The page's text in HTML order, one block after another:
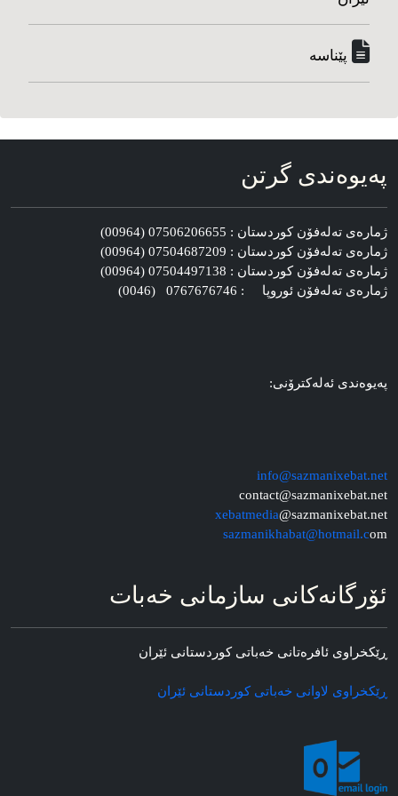
پێناسه‌
په‌یوه‌ندی گرتن
ژماره‌ی ته‌له‌فۆن کوردستان : 07506206655 (00964)
ژماره‌ی ته‌له‌فۆن کوردستان : 07504687209 (00964)
ژماره‌ی ته‌له‌فۆن کوردستان : 07504497138 (00964)
ژماره‌ی ته‌له‌فۆن ئوروپا : 0767676746 (0046)
په‌یوه‌ندی ئه‌له‌کترۆنی:
info@sazmanixebat.net
contact@sazmanixebat.net
xebatmedia@sazmanixebat.net
sazmanikhabat@hotmail.com
ئۆرگانه‌کانی سازمانی خه‌بات
ڕێکخراوی ئافره‌تانی خه‌باتی کوردستانی ئێران
ڕێکخراوی لاوانی خه‌باتی کوردستانی ئێران